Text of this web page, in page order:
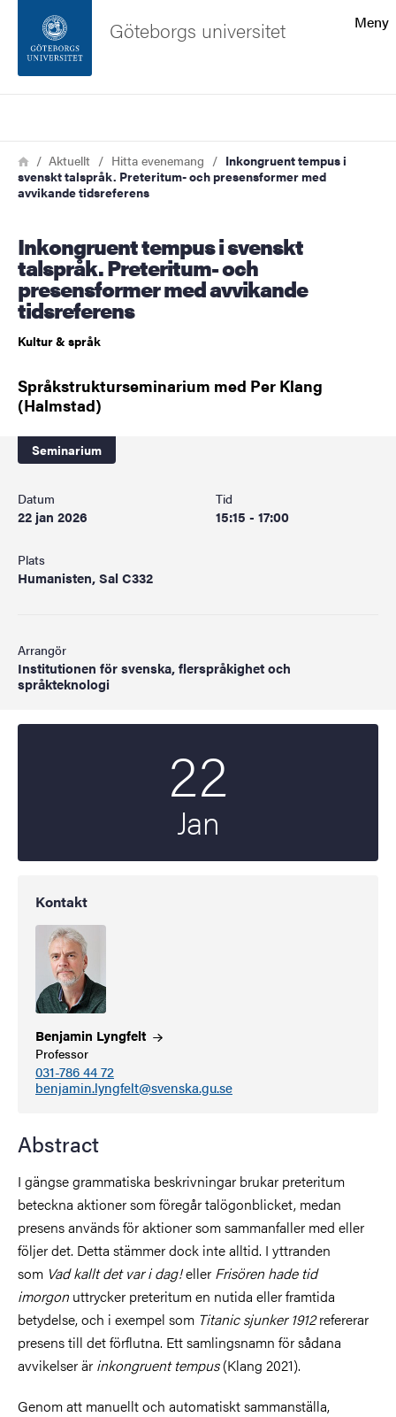
Sidfoten
Om webbplatsen
Meny
Göteborgs universitet
Länkstig
HemAktuellt Hitta evenemang
Inkongruent tempus i
svenskt talspråk. Preteritum- och presensformer med
avvikande tidsreferens
Inkongruent tempus i svenskt
talspråk. Preteritum- och
presensformer med avvikande
tidsreferens
Kultur & språk
Språkstrukturseminarium med Per Klang
(Halmstad)
Seminarium
Datum
22 jan 2026
Tid
15:15 - 17:00
Plats
Humanisten, Sal C332
Arrangör
Institutionen för svenska, flerspråkighet och
språkteknologi
22
Jan
Kontakt
Benjamin Lyngfelt
Professor
031-786 44 72
benjamin.lyngfelt@svenska.gu.se
Abstract
I gängse grammatiska beskrivningar brukar preteritum
beteckna aktioner som föregår talögonblicket, medan
presens används för aktioner som sammanfaller med eller
följer det. Detta stämmer dock inte alltid. I yttranden
som Vad kallt det var i dag!eller Frisören hade tid
imorgon uttrycker preteritum en nutida eller framtida
betydelse, och i exempel som Titanic sjunker 1912refererar
presens till det förflutna. Ett samlingsnamn för sådana
avvikelser är inkongruent tempus(Klang 2021).
Genom att manuellt och automatiskt sammanställa,